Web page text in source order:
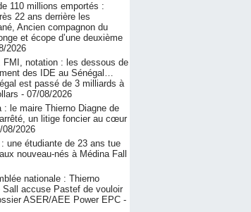
110 millions emportés :
22 ans derrière les
Ancien compagnon du
et écope d’une deuxième
2026
FMI, notation : les dessous de
des IDE au Sénégal…
est passé de 3 milliards à
- 07/08/2026
: le maire Thierno Diagne de
un litige foncier au cœur
08/2026
une étudiante de 23 ans tue
nouveau-nés à Médina Fall
nationale : Thierno
Sall accuse Pastef de vouloir
ASER/AEE Power EPC -